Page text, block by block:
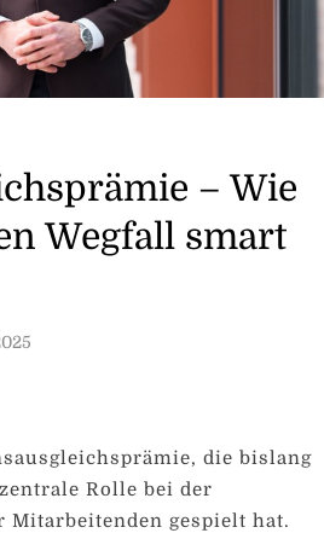
– Wie
Wegfall smart
die bislang
Rolle bei der
gespielt hat.